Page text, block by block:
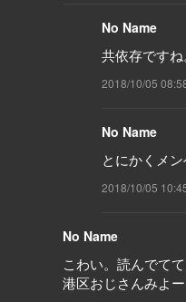
No Name
共依存ですね
2018/10/05
No Name
とにかくメ
2018/10/05
No Name
こわい。読んでて
港区おじさんみよ